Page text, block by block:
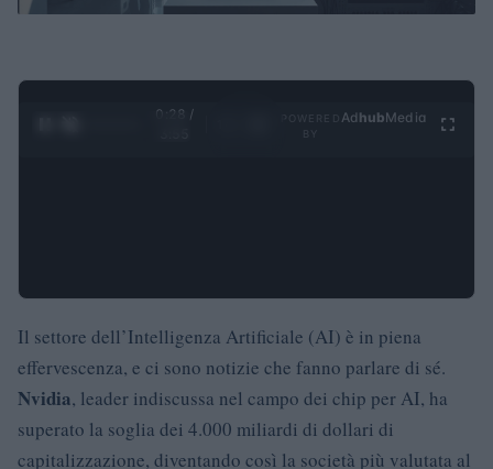
0:29 /
Ad hubMedia
Il settore dell’Intelligenza Artificiale (AI) è in piena
effervescenza, e ci sono notizie che fanno parlare di sé.
Nvidia, leader indiscussa nel campo dei chip per AI, ha
superato la soglia dei 4.000 miliardi di dollari di
capitalizzazione, diventando così la società più valutata al